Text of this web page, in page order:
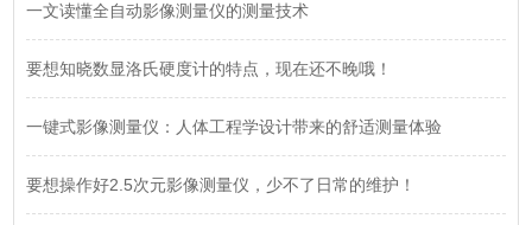
一文读懂全自动影像测量仪的测量技术
要想知晓数显洛氏硬度计的特点，现在还不晚哦！
一键式影像测量仪：人体工程学设计带来的舒适测量体验
要想操作好2.5次元影像测量仪，少不了日常的维护！